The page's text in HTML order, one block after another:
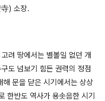
) 소장.
려 땅에서는 별볼일 없던 개
도 넘보기 힘든 권력의 정점
문을 닫은 시기에서는 상상
한반도 역사가 용솟음한 시기